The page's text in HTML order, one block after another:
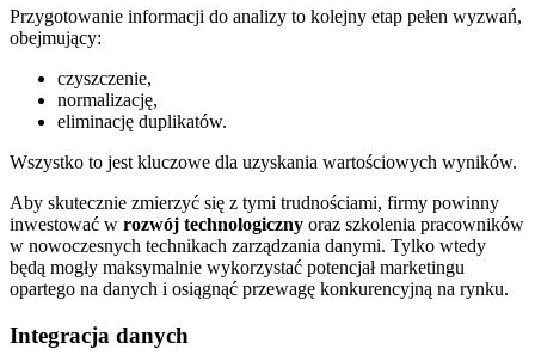
Przygotowanie informacji do analizy to kolejny etap pełen wyzwań,
obejmujący:
czyszczenie,
normalizację,
eliminację duplikatów.
Wszystko to jest kluczowe dla uzyskania wartościowych wyników.
Aby skutecznie zmierzyć się z tymi trudnościami, firmy powinny
inwestować w rozwój technologiczny oraz szkolenia pracowników
w nowoczesnych technikach zarządzania danymi. Tylko wtedy
będą mogły maksymalnie wykorzystać potencjał marketingu
opartego na danych i osiągnąć przewagę konkurencyjną na rynku.
Integracja danych